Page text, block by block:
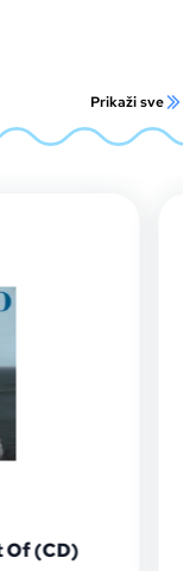
Prikaži sve
Of (CD)